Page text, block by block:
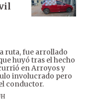
ruta, fue arrollado
huyó tras el hecho
en Arroyos y
involucrado pero
conductor.